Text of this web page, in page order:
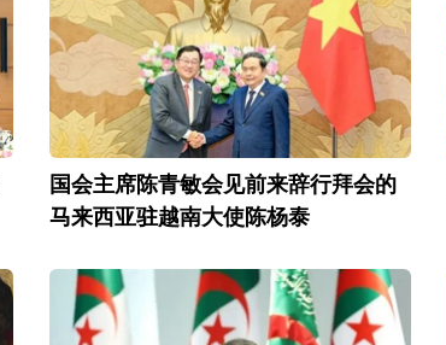
国会主席陈青敏会见前来辞行拜会的
马来西亚驻越南大使陈杨泰